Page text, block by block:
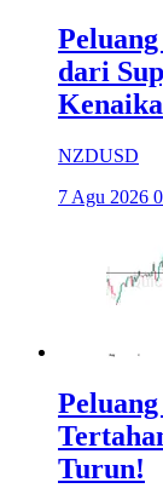
dari
NZDUSD
7 Agu 2026
Turun!